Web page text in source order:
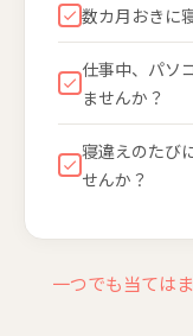
数カ月おきに
仕事中、パソ
ませんか？
寝違えのたび
せんか？
一つでも当ては